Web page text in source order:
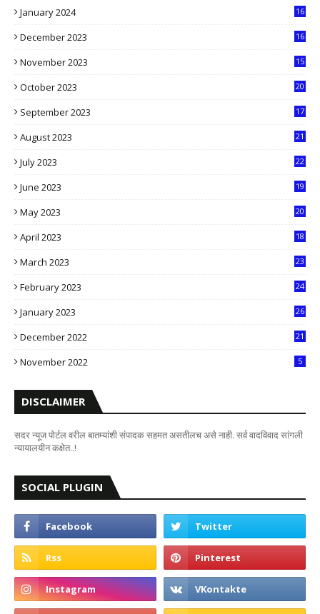
January 2024
16
December 2023
16
November 2023
15
October 2023
20
September 2023
17
August 2023
21
July 2023
22
June 2023
19
May 2023
20
April 2023
18
March 2023
23
February 2023
24
January 2023
26
December 2022
21
November 2022 5
DISCLAIMER
सदर न्यूज पोर्टल वरील बातम्यांशी संपादक सहमत असतीलच असे नाही. सर्व वादविवाद सांगली
न्यायालयीन कक्षेत..!
SOCIAL PLUGIN